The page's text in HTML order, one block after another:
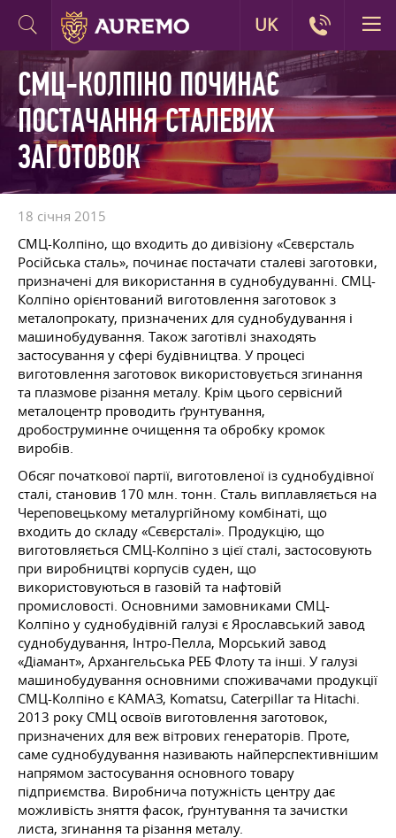
СМЦ-КОЛПІНО ПОЧИНАЄ
ПОСТАЧАННЯ СТАЛЕВИХ
ЗАГОТОВОК
18 січня 2015
СМЦ-Колпіно, що входить до дивізіону «Сєвєрсталь
Російська сталь», починає постачати сталеві заготовки,
призначені для використання в суднобудуванні. СМЦ-
Колпіно орієнтований виготовлення заготовок з
металопрокату, призначених для суднобудування і
машинобудування. Також заготівлі знаходять
застосування у сфері будівництва. У процесі
виготовлення заготовок використовується згинання
та плазмове різання металу. Крім цього сервісний
металоцентр проводить ґрунтування,
дробоструминне очищення та обробку кромок
виробів.
Обсяг початкової партії, виготовленої із суднобудівної
сталі, становив 170 млн. тонн. Сталь виплавляється на
Череповецькому металургійному комбінаті, що
входить до складу «Сєвєрсталі». Продукцію, що
виготовляється СМЦ-Колпіно з цієї сталі, застосовують
при виробництві корпусів суден, що
використовуються в газовій та нафтовій
промисловості. Основними замовниками СМЦ-
Колпіно у суднобудівній галузі є Ярославський завод
суднобудування, Інтро-Пелла, Морський завод
«Діамант», Архангельська РЕБ Флоту та інші. У галузі
машинобудування основними споживачами продукції
СМЦ-Колпіно є КАМАЗ, Komatsu, Caterpillar та Hitachi.
2013 року СМЦ освоїв виготовлення заготовок,
призначених для веж вітрових генераторів. Проте,
саме суднобудування називають найперспективнішим
напрямом застосування основного товару
підприємства. Виробнича потужність центру дає
можливість зняття фасок, ґрунтування та зачистки
листа, згинання та різання металу.
UK